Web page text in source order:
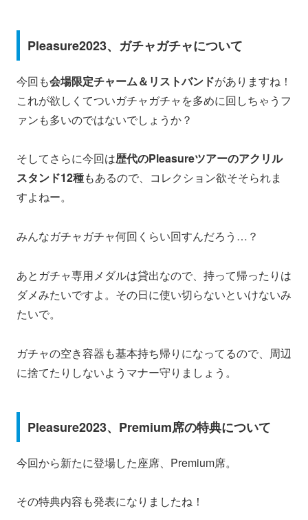
Pleasure2023、ガチャガチャについて
今回も会場限定チャーム＆リストバンドがありますね！
これが欲しくてついガチャガチャを多めに回しちゃうフ
ァンも多いのではないでしょうか？
そしてさらに今回は歴代のPleasureツアーのアクリル
スタンド12種もあるので、コレクション欲そそられま
すよねー。
みんなガチャガチャ何回くらい回すんだろう…？
あとガチャ専用メダルは貸出なので、持って帰ったりは
ダメみたいですよ。その日に使い切らないといけないみ
たいで。
ガチャの空き容器も基本持ち帰りになってるので、周辺
に捨てたりしないようマナー守りましょう。
Pleasure2023、Premium席の特典について
今回から新たに登場した座席、Premium席。
その特典内容も発表になりましたね！